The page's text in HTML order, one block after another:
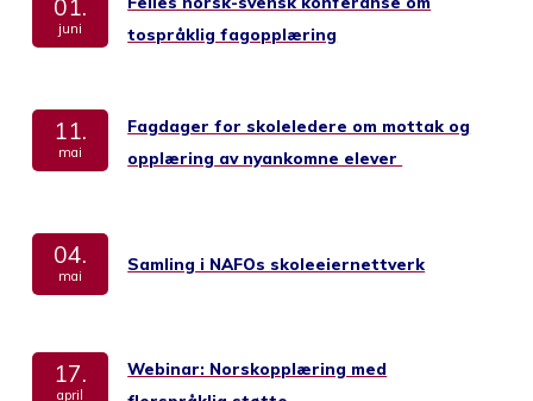
01.
juni
tospråklig fagopplæring
11.
mai
Fagdager for skoleledere om mottak og
opplæring av nyankomne elever
04.
mai
Samling i NAFOs skoleeiernettverk
17.
april
Webinar: Norskopplæring med